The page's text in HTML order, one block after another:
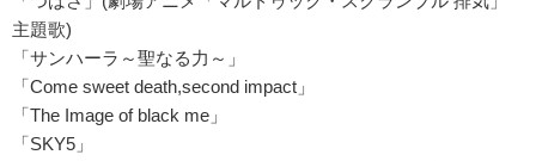
主題歌)
「サンハーラ～聖なる力～」
「Come sweet death,second impact」
「The Image of black me」
「SKY5」